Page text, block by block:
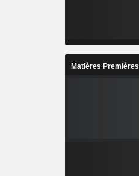
Matières Premières